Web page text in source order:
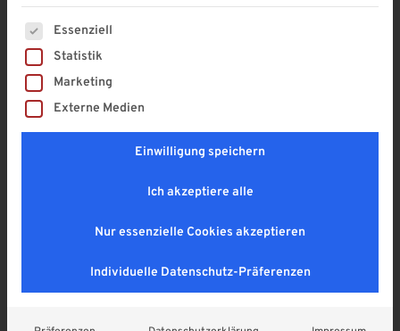
Unsere Produkt-Highlights
Entdecken Sie die neuesten Lösungen für Ihr Zuhause
– modern, funktional und individuell konfigurierbar.
Es folgt eine Liste der Service-Gruppen, für die eine
Essenziell
Statistik
Marketing
Externe Medien
Einwilligung speichern
Ich akzeptiere alle
Nur essenzielle Cookies akzeptieren
Individuelle Datenschutz-Präferenzen